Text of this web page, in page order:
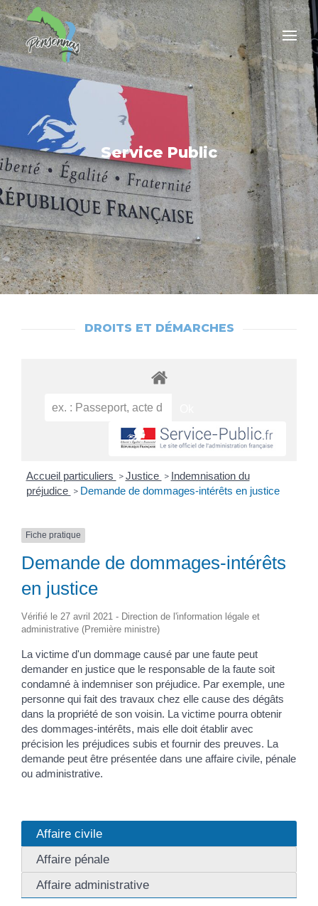
Service Public
DROITS ET DÉMARCHES
Accueil particuliers > Justice > Indemnisation du
préjudice > Demande de dommages-intérêts en justice
Fiche pratique
Demande de dommages-intérêts
en justice
Vérifié le 27 avril 2021 - Direction de l'information légale et
administrative (Première ministre)
La victime d'un dommage causé par une faute peut
demander en justice que le responsable de la faute soit
condamné à indemniser son préjudice. Par exemple, une
personne qui fait des travaux chez elle cause des dégâts
dans la propriété de son voisin. La victime pourra obtenir
des dommages-intérêts, mais elle doit établir avec
précision les préjudices subis et fournir des preuves. La
demande peut être présentée dans une affaire civile, pénale
ou administrative.
Affaire civile
Affaire pénale
Affaire administrative